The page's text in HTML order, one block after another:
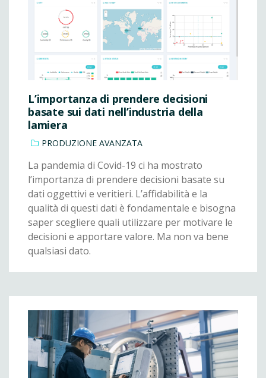
L’importanza di prendere decisioni
basate sui dati nell’industria della
lamiera
PRODUZIONE AVANZATA
La pandemia di Covid-19 ci ha mostrato
l’importanza di prendere decisioni basate su
dati oggettivi e veritieri. L’affidabilità e la
qualità di questi dati è fondamentale e bisogna
saper scegliere quali utilizzare per motivare le
decisioni e apportare valore. Ma non va bene
qualsiasi dato.